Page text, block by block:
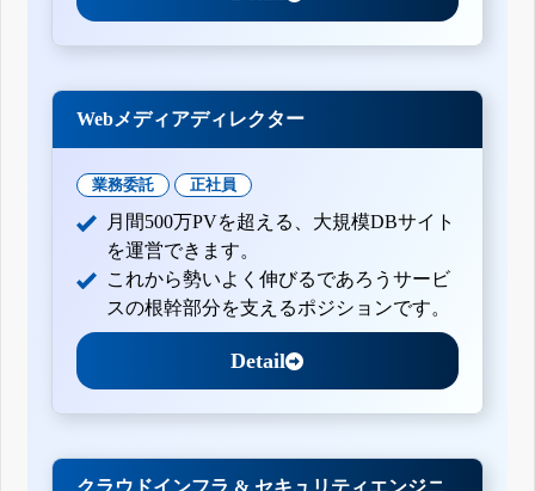
Webメディアディレクター
業務委託 正社員
月間500万PVを超える、大規模DBサイト
を運営できます。
これから勢いよく伸びるであろうサービ
スの根幹部分を支えるポジションです。
Detail
クラウドインフラ & セキュリティエンジニ